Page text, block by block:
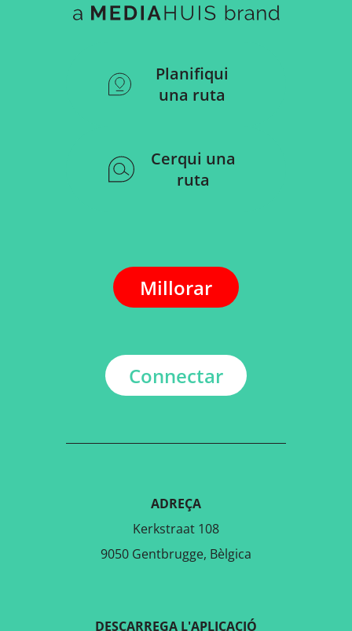
Planifiqui
una ruta
Cerqui una
ruta
Millorar
Connectar
ADREÇA
Kerkstraat 108
9050 Gentbrugge, Bèlgica
DESCARREGA L'APLICACIÓ